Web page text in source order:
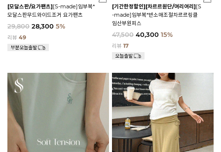
[모달스판/요가팬츠][S-made]임부복*
모달스판무드와이드조거 요가팬츠
29,800 28,300 5%
리뷰 49
[기간한정할인][차르르원단/여리여리][S
-made]임부복*반소매조절차르르링클
임산부원피스
47,500 40,300 15%
리뷰 17